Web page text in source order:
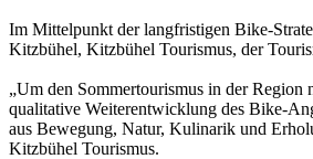
Im Mittelpunkt der langfristigen Bike-
Kitzbühel, Kitzbühel Tourismus, der
„Um den Sommertourismus in der
qualitative Weiterentwicklung des Bike-
aus Bewegung, Natur, Kulinarik und
Kitzbühel Tourismus.